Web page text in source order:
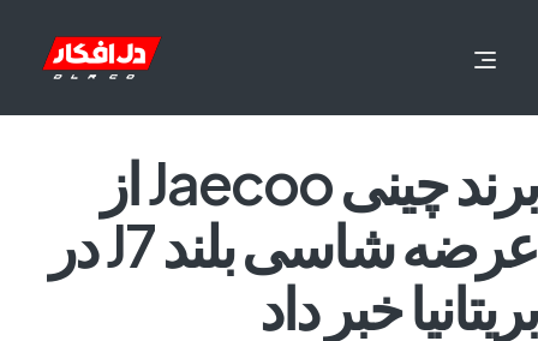
برند چینی Jaecoo از
عرضه شاسی بلند J7 در
بریتانیا خبر داد